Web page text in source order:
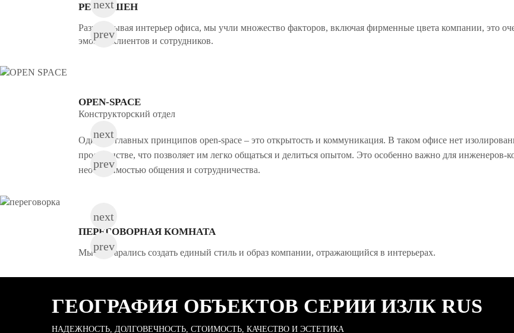
РЕСЕПШЕН
Разрабатывая интерьер офиса, мы учли множество факторов, включая фирменные цвета компании, это
эмоции клиентов и сотрудников.
OPEN-SPACE
Конструкторский отдел
Один из главных принципов open-space – это открытость и коммуникация. В таком офисе нет
пространстве, что позволяет им легко общаться и делиться опытом. Это особенно важно для инженеров-
необходимостью общения и сотрудничества.
ПЕРЕГОВОРНАЯ КОМНАТА
Мы постарались создать единый стиль и образ компании, отражающийся в интерьерах.
ГЕОГРАФИЯ ОБЪЕКТОВ СЕРИИ ИЗЛК RUS
НАДЕЖНОСТЬ, ДОЛГОВЕЧНОСТЬ, СТОИМОСТЬ, КАЧЕСТВО И ЭСТЕТИКА